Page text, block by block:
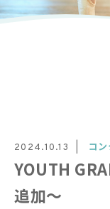
2024.10.13 コ
YOUTH
追加〜